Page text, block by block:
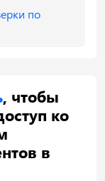
по
, чтобы
ко
в